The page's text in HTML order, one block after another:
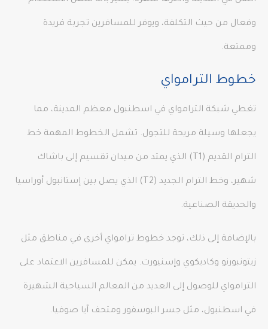
وفعال من حيث التكلفة، ويوفر للمسافرين تجربة فريدة
وممتعة.
خطوط الترامواي
تغطي شبكة الترامواي في اسطنبول معظم المدينة، مما
يجعلها وسيلة مريحة للتجول. تشمل الخطوط المهمة خط
الترام القديم (T1) الذي يمتد من ميدان تقسيم إلى باشاك
شهير، وخط الترام الجديد (T2) الذي يصل بين إستانبول أوراسيا
والحديقة الصناعية.
بالإضافة إلى ذلك، توجد خطوط ترامواي أخرى في مناطق مثل
زيتونبورنو وكاديكوي وإسنيورت. يمكن للمسافرين الاعتماد على
الترامواي للوصول إلى العديد من المعالم السياحية الشهيرة
في اسطنبول، مثل جسر البوسفور ومتحف آيا صوفيا.